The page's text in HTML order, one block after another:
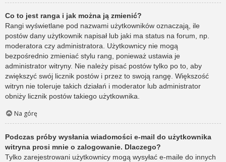
Co to jest ranga i jak można ją zmienić?
Rangi wyświetlane pod nazwami użytkowników oznaczają, ile
postów dany użytkownik napisał lub jaki ma status na forum, np.
moderatora czy administratora. Użytkownicy nie mogą
bezpośrednio zmieniać stylu rang, ponieważ ustawia je
administrator witryny. Nie należy pisać postów tylko po to, aby
zwiększyć swój licznik postów i przez to swoją rangę. Większość
witryn nie toleruje takich działań i moderator lub administrator
obniży licznik postów takiego użytkownika.
Na górę
Podczas próby wysłania wiadomości e-mail do użytkownika
witryna prosi mnie o zalogowanie. Dlaczego?
Tylko zarejestrowani użytkownicy mogą wysyłać e-maile do innych